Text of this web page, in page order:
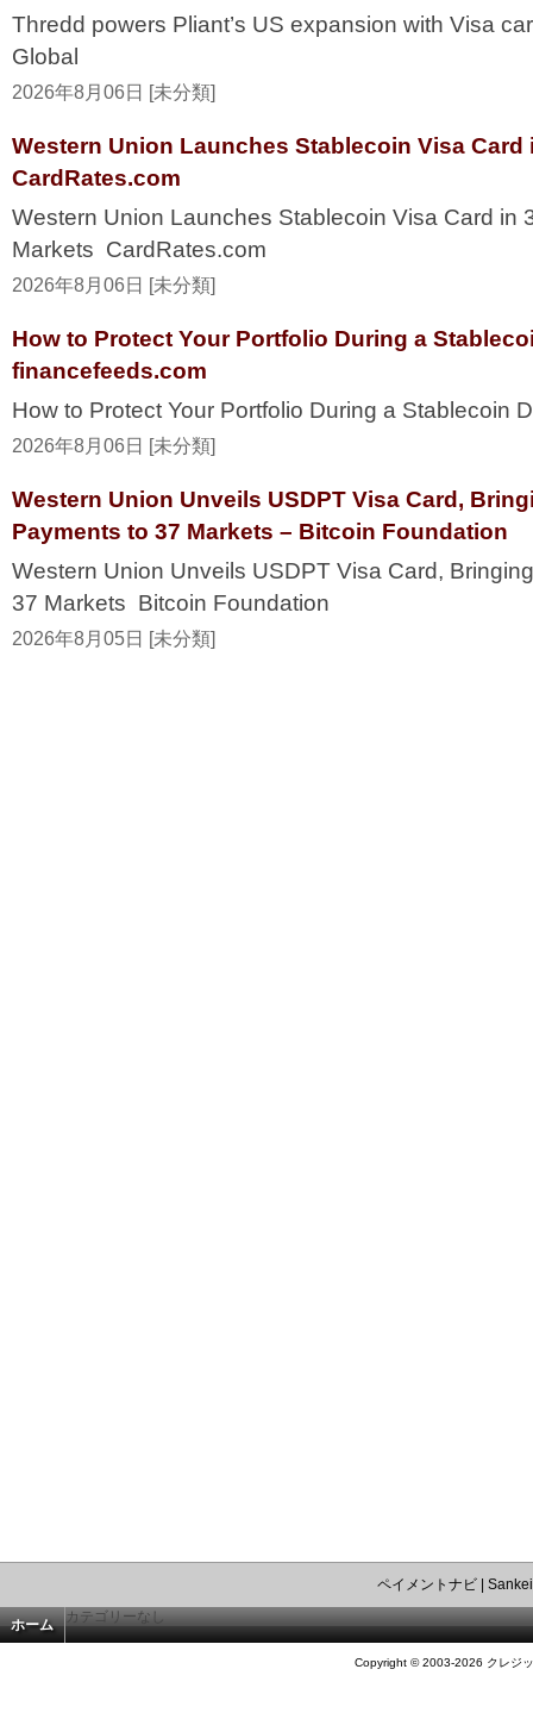
Thredd powers Pliant’s US expansion with Visa
Global
2026年8月06日 [未分類]
Western Union Launches Stablecoin Visa Card
CardRates.com
Western Union Launches Stablecoin Visa Card in
Markets CardRates.com
2026年8月06日 [未分類]
How to Protect Your Portfolio During a
financefeeds.com
How to Protect Your Portfolio During a Stablecoin
2026年8月06日 [未分類]
Western Union Unveils USDPT Visa Card,
Payments to 37 Markets – Bitcoin Foundation
Western Union Unveils USDPT Visa Card,
37 Markets Bitcoin Foundation
2026年8月05日 [未分類]
ペイメントナビ|
ホーム カテゴリーなし
Copyright © 2003-2026 クレジ